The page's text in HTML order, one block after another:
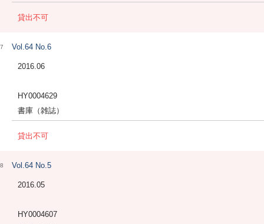
貸出不可
7 Vol.64 No.6
2016.06
HY0004629
書庫（雑誌）
貸出不可
8 Vol.64 No.5
2016.05
HY0004607